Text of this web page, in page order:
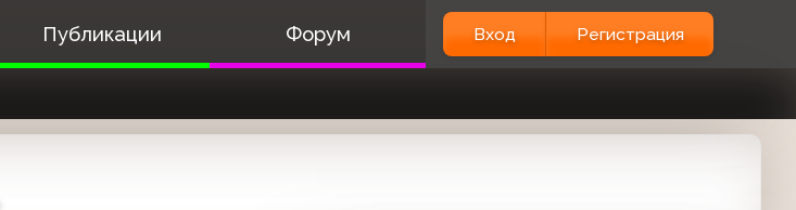
Публикации Форум Вход Регистрация